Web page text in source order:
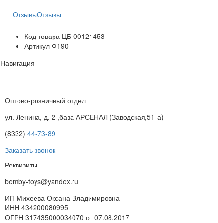
ОтзывыОтзывы
Код товара ЦБ-00121453
Артикул Ф190
Навигация
Оптово-розничный отдел
ул. Ленина, д. 2 ,база АРСЕНАЛ (Заводская,51-а)
(8332) 44-73-89
Заказать звонок
Реквизиты
bemby-toys@yandex.ru
ИП Михеева Оксана Владимировна
ИНН 434200080995
ОГРН 317435000034070 от 07.08.2017